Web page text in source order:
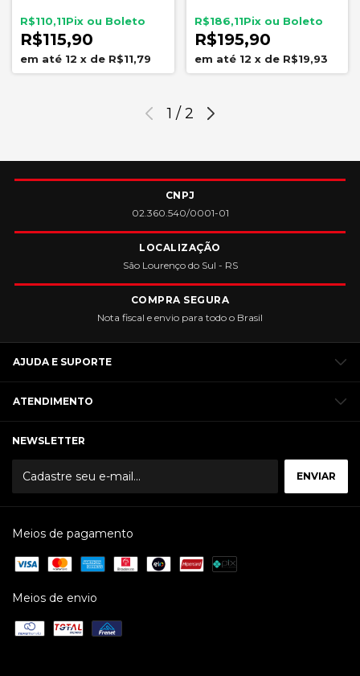
Original Ford
R$115,90
R$110,11
12 x de R$11,79
R$195,90
R$186,11
12 x de R$19,93
1 / 2
CNPJ
02.360.540/0001-01
LOCALIZAÇÃO
São Lourenço do Sul - RS
COMPRA SEGURA
Nota fiscal e envio para todo o Brasil
AJUDA E SUPORTE
ATENDIMENTO
NEWSLETTER
Meios de pagamento
Meios de envio